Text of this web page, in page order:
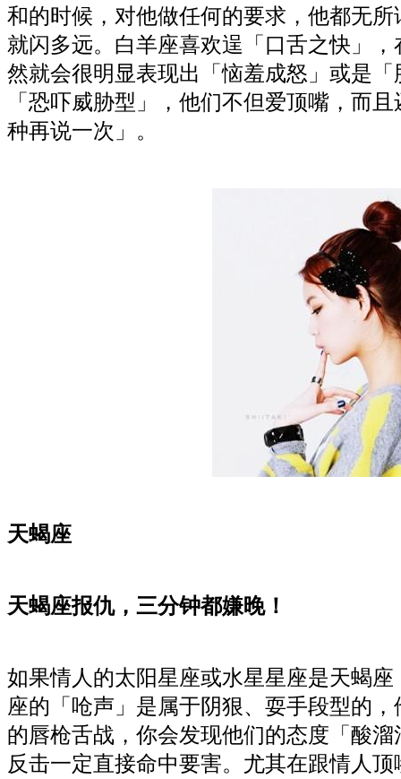
和的时候，对他做任何的要求，他都无
就闪多远。白羊座喜欢逞「口舌之快」
然就会很明显表现出「恼羞成怒」或是
「恐吓威胁型」，他们不但爱顶嘴，而
种再说一次」。
天蝎座
天蝎座报仇，三分钟都嫌晚！
如果情人的太阳星座或水星星座是天蝎
座的「呛声」是属于阴狠、耍手段型的
的唇枪舌战，你会发现他们的态度「酸
反击一定直接命中要害。尤其在跟情人